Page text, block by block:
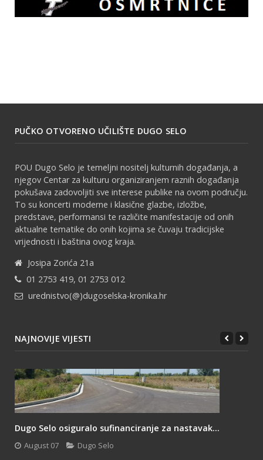
PUČKO OTVORENO UČILIŠTE DUGO SELO
POU Dugo Selo je temeljni nositelj kulturnih događanja, a
njegov Centar za kulturu organiziranjem raznih događanja
pokušava zadovoljiti sve interese publike na ovom području.
To su koncerti moderne i klasične glazbe, izložbe,
predstave, performansi te različite manifestacije od onih
aktualne tematike do onih kojima se čuvaju tradicijske
vrijednosti i baština ovog kraja.
Josipa Zorića 21a
01 2753 419, 01 2753 012
urednistvo(@)dugoselska-kronika.hr
NAJNOVIJE VIJESTI
Dugo Selo osiguralo sufinanciranje za nastavak...
August 07 Dugo Selo